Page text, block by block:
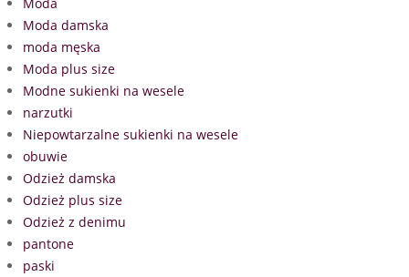
Moda damska
moda męska
Moda plus size
Modne sukienki na wesele
narzutki
Niepowtarzalne sukienki na wesele
obuwie
Odzież damska
Odzież plus size
Odzież z denimu
pantone
paski